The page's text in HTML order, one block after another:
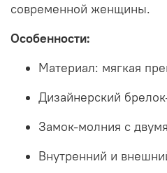
современной женщины.
Особенности:
Материал: мягкая
Дизайнерский
Замок-молния с
Внутренний и